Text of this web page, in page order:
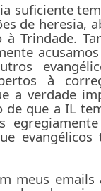
suficiente
de heresia,
à Trindade.
à
a verdade
de que a IL
meus emails